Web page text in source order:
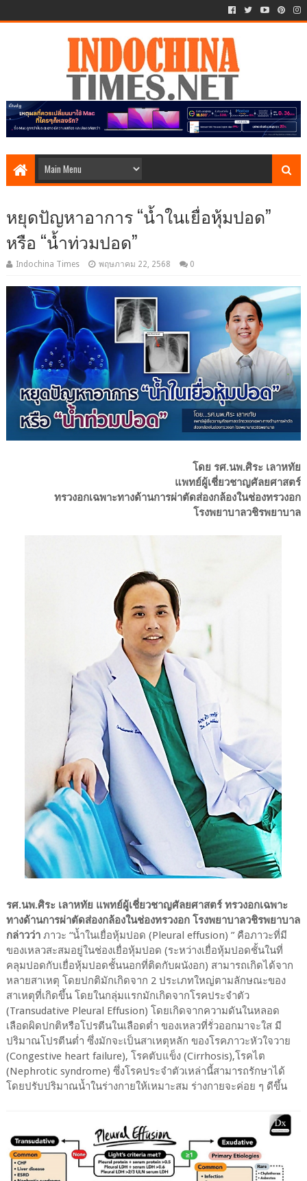
หยุดปัญหาอาการ “น้ำในเยื่อหุ้มปอด”
หรือ “น้ำท่วมปอด”
Indochina Times พฤษภาคม 22, 2568 0
โดย รศ.นพ.ศิระ เลาหทัย
แพทย์ผู้เชี่ยวชาญศัลยศาสตร์
ทรวงอกเฉพาะทางด้านการผ่าตัดส่องกล้องในช่องทรวงอก
โรงพยาบาลวชิรพยาบาล
รศ.นพ.ศิระ เลาหทัย แพทย์ผู้เชี่ยวชาญศัลยศาสตร์ ทรวงอกเฉพาะ
ทางด้านการผ่าตัดส่องกล้องในช่องทรวงอก โรงพยาบาลวชิรพยาบาล
กล่าวว่าภาวะ “น้ำในเยื่อหุ้มปอด (Pleural effusion) ” คือภาวะที่มี
ของเหลวสะสมอยู่ในช่องเยื่อหุ้มปอด (ระหว่างเยื่อหุ้มปอดชั้นในที่
คลุมปอดกับเยื่อหุ้มปอดชั้นนอกที่ติดกับผนังอก) สามารถเกิดได้จาก
หลายสาเหตุ โดยปกติมักเกิดจาก 2 ประเภทใหญ่ตามลักษณะของ
สาเหตุที่เกิดขึ้น โดยในกลุ่มแรกมักเกิดจากโรคประจำตัว
(Transudative Pleural Effusion) โดยเกิดจากความดันในหลอด
เลือดผิดปกติหรือโปรตีนในเลือดต่ำ ของเหลวที่รั่วออกมาจะใส มี
ปริมาณโปรตีนต่ำ ซึ่งมักจะเป็นสาเหตุหลัก ของโรคภาวะหัวใจวาย
(Congestive heart failure), โรคตับแข็ง (Cirrhosis),โรคไต
(Nephrotic syndrome) ซึ่งโรคประจำตัวเหล่านี้สามารถรักษาได้
โดยปรับปริมาณน้ำในร่างกายให้เหมาะสม ร่างกายจะค่อย ๆ ดีขึ้น